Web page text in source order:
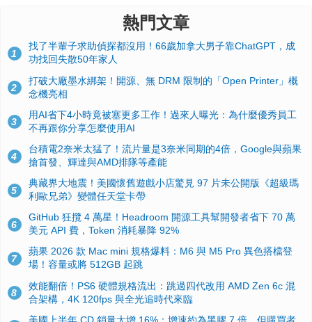
熱門文章
1
找了半輩子求助偵探都沒用！66歲加拿大男子靠ChatGPT，成
功找回失散50年家人
2
打破大廠墨水綁架！開源、無 DRM 限制的「Open Printer」概
念機亮相
3
用AI省下4小時竟被塞更多工作！過來人曝光：為什麼優秀員工
不再跟你分享怎麼使用AI
4
台積電2奈米太猛了！流片量是3奈米同期的4倍，Google與蘋果
搶首發、輝達與AMD排隊等產能
5
典藏界大地震！美國懷舊遊戲小店驚見 97 片未公開版《超級瑪
利歐兄弟》變體任天堂卡帶
6
GitHub 狂攬 4 萬星！Headroom 開源工具幫開發者省下 70 萬
美元 API 費，Token 消耗暴降 92%
7
蘋果 2026 款 Mac mini 規格爆料：M6 與 M5 Pro 異色搭檔登
場！容量或將 512GB 起跳
8
效能翻倍！PS6 硬體規格流出：跳過四代改用 AMD Zen 6c 混
合架構，4K 120fps 與全光追時代來臨